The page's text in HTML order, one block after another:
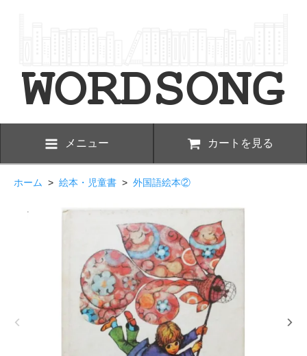
メニュー カートを見る
ホーム > 絵本・児童書 > 外国語絵本②